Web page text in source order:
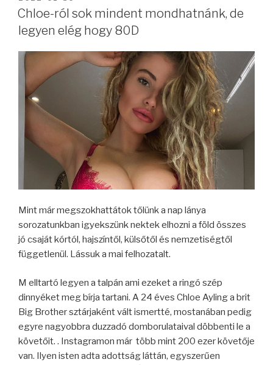
Chloe-ról sok mindent mondhatnánk, de
legyen elég hogy 80D
Mint már megszokhattátok tőlünk a nap lánya
sorozatunkban igyekszünk nektek elhozni a föld összes
jó csaját kórtól, hajszíntől, külsőtől és nemzetiségtől
függetlenül. Lássuk a mai felhozatalt.
M elltartó legyen a talpán ami ezeket a ringó szép
dinnyéket meg bírja tartani. A 24 éves Chloe Ayling a brit
Big Brother sztárjaként vált ismertté, mostanában pedig
egyre nagyobbra duzzadó domborulataival döbbenti le a
követőit. . Instagramon már több mint 200 ezer követője
van. Ilyen isten adta adottság láttán, egyszerűen